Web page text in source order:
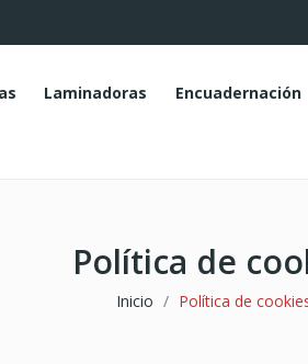
Laminadoras
Encuadernación
Política de
Inicio Política de